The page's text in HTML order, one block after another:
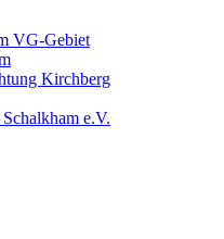
VG-Gebiet
Kirchberg
e.V.